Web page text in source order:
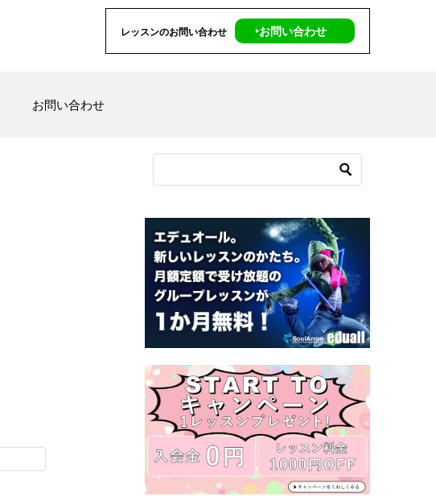
レッスンのお問い合わせ ‣お問い合わせ
お問い合わせ